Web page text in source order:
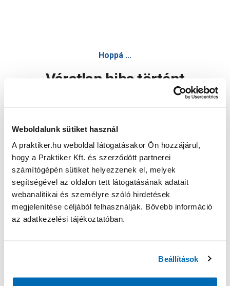
Weboldalunk sütiket használ
A praktiker.hu weboldal látogatásakor Ön hozzájárul,
hogy a Praktiker Kft. és szerződött partnerei
számítógépén sütiket helyezzenek el, melyek
segítségével az oldalon tett látogatásának adatait
webanalitikai és személyre szóló hirdetések
megjelenítése céljából felhasználják. Bővebb információ
az adatkezelési tájékoztatóban.
Beállítások
Hoppá ...
Váratlan hiba történt
Oldal újratöltése